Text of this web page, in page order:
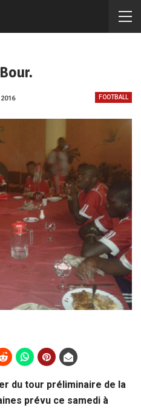
FOOTBALL
du tour préliminaire de la
prévu ce samedi à